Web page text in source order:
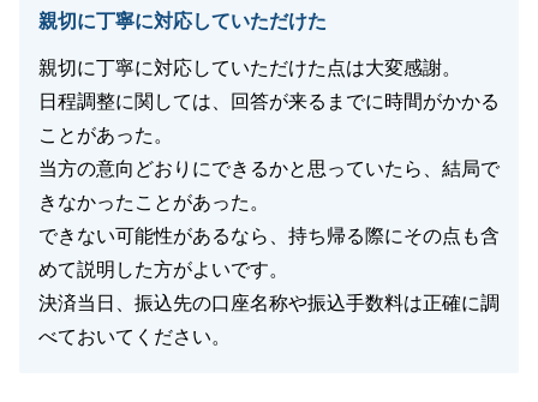
親切に丁寧に対応していただけた
親切に丁寧に対応していただけた点は大変感謝。
日程調整に関しては、回答が来るまでに時間がかかる
ことがあった。
当方の意向どおりにできるかと思っていたら、結局で
きなかったことがあった。
できない可能性があるなら、持ち帰る際にその点も含
めて説明した方がよいです。
決済当日、振込先の口座名称や振込手数料は正確に調
べておいてください。